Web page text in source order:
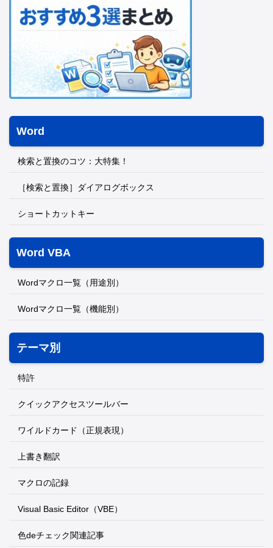
Word
検索と置換のコツ：大特集！
［検索と置換］ダイアログボックス
ショートカットキー
Word VBA
Wordマクロ一覧（用途別）
Wordマクロ一覧（機能別）
テーマ別
特許
クイックアクセスツールバー
ワイルドカード（正規表現）
上書き翻訳
マクロの記録
Visual Basic Editor（VBE）
色deチェック関連記事